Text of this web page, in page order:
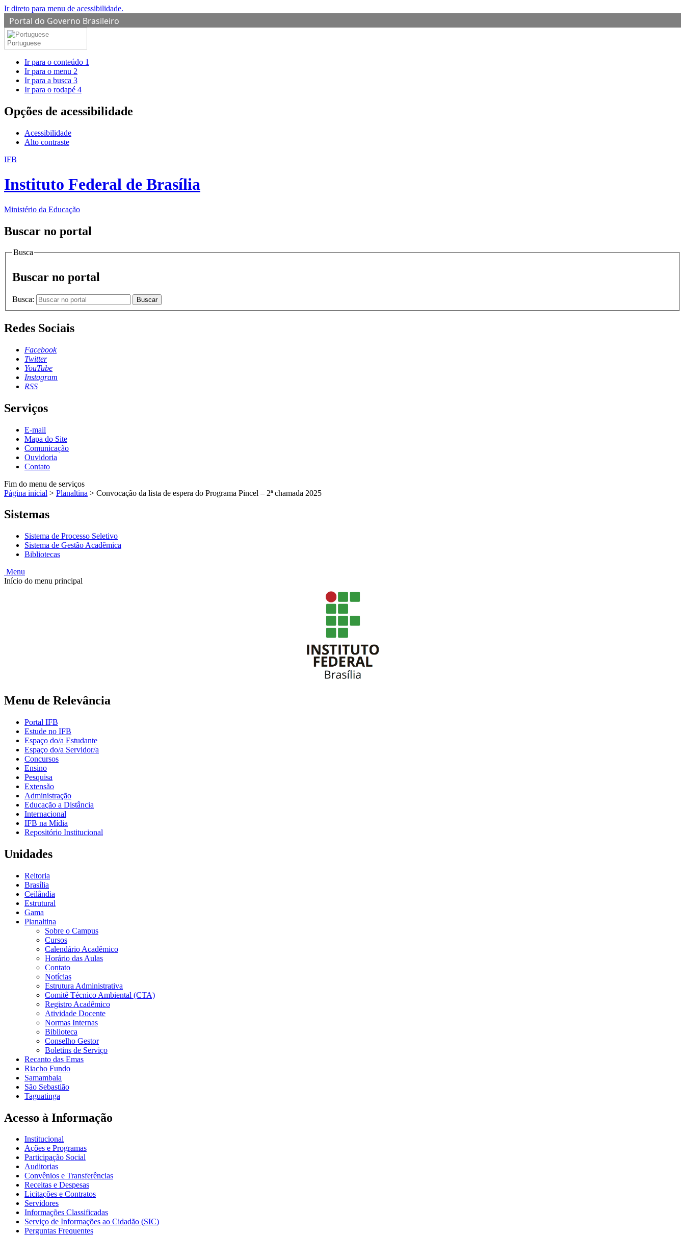
Ir direto para menu de acessibilidade.
Portal do Governo Brasileiro
Portuguese
Ir para o conteúdo 1
Ir para o menu 2
Ir para a busca 3
Ir para o rodapé 4
Opções de acessibilidade
Acessibilidade
Alto contraste
IFB
Instituto Federal de Brasília
Ministério da Educação
Buscar no portal
Busca
Buscar no portal
Busca: Buscar
Redes Sociais
Facebook
Twitter
YouTube
Instagram
RSS
Serviços
E-mail
Mapa do Site
Comunicação
Ouvidoria
Contato
Fim do menu de serviços
Página inicial > Planaltina > Convocação da lista de espera do Programa Pincel – 2ª chamada 2025
Sistemas
Sistema de Processo Seletivo
Sistema de Gestão Acadêmica
Bibliotecas
Menu
Início do menu principal
Menu de Relevância
Portal IFB
Estude no IFB
Espaço do/a Estudante
Espaço do/a Servidor/a
Concursos
Ensino
Pesquisa
Extensão
Administração
Educação a Distância
Internacional
IFB na Mídia
Repositório Institucional
Unidades
Reitoria
Brasília
Ceilândia
Estrutural
Gama
Planaltina
Sobre o Campus
Cursos
Calendário Acadêmico
Horário das Aulas
Contato
Notícias
Estrutura Administrativa
Comitê Técnico Ambiental (CTA)
Registro Acadêmico
Atividade Docente
Normas Internas
Biblioteca
Conselho Gestor
Boletins de Serviço
Recanto das Emas
Riacho Fundo
Samambaia
São Sebastião
Taguatinga
Acesso à Informação
Institucional
Ações e Programas
Participação Social
Auditorias
Convênios e Transferências
Receitas e Despesas
Licitações e Contratos
Servidores
Informações Classificadas
Serviço de Informações ao Cidadão (SIC)
Perguntas Frequentes